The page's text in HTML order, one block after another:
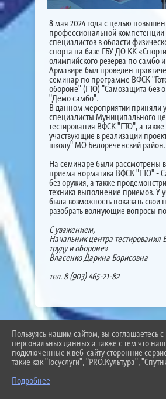
8 мая 2024 года с целью
профессиональной компетенции
специалистов в области
спорта на базе ГБУ ДО КК
олимпийского резерва по самбо и
Армавире был проведен
семинар по программе ВФСК
обороне" (ГТО) "Самозащита без
"Демо самбо".
В данном мероприятии приняли
специалисты Муниципального
тестирования ВФСК "ГТО", а также
участвующие в реализации
школу" МО Белореченский район.
На семинаре были рассмотрены
приема норматива ВФСК "ГТО" -
без оружия, а также
техника выполнение приемов. У
была возможность показать свои
разобрать волнующие вопросы по
С уважением,
Начальник центра тестирования
труду и обороне»
Власенко Дарина Борисовна
тел. 8 (903) 465-21-82
2026 Г. BEL-SCHOOL3.RU
ВХОД
КАРТА САЙТА
Пользуясь нашим сайтом, вы соглашаетесь
персональных данных а также с тем что наш
подключенные к веб-сайту сторонние
такие как "Госуслуги", "PRO.Культура",
Подробнее